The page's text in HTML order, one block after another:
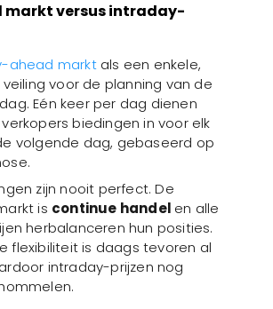
markt versus intraday-
ahead marktals een enkele,
voor de planning van de
Eén keer per dag dienen
biedingen in voor elk
volgende dag, gebaseerd op
zijn nooit perfect. De
is continue handel en alle
herbalanceren hun posities.
flexibiliteit is daags tevoren al
intraday-prijzen nog